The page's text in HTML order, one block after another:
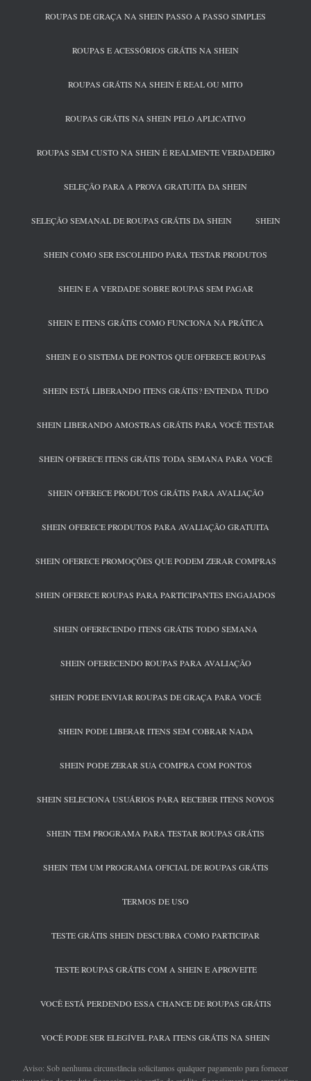
ROUPAS DE GRAÇA NA SHEIN PASSO A PASSO SIMPLES
ROUPAS E ACESSÓRIOS GRÁTIS NA SHEIN
ROUPAS GRÁTIS NA SHEIN É REAL OU MITO
ROUPAS GRÁTIS NA SHEIN PELO APLICATIVO
ROUPAS SEM CUSTO NA SHEIN É REALMENTE VERDADEIRO
SELEÇÃO PARA A PROVA GRATUITA DA SHEIN
SELEÇÃO SEMANAL DE ROUPAS GRÁTIS DA SHEIN SHEIN
SHEIN COMO SER ESCOLHIDO PARA TESTAR PRODUTOS
SHEIN E A VERDADE SOBRE ROUPAS SEM PAGAR
SHEIN E ITENS GRÁTIS COMO FUNCIONA NA PRÁTICA
SHEIN E O SISTEMA DE PONTOS QUE OFERECE ROUPAS
SHEIN ESTÁ LIBERANDO ITENS GRÁTIS? ENTENDA TUDO
SHEIN LIBERANDO AMOSTRAS GRÁTIS PARA VOCÊ TESTAR
SHEIN OFERECE ITENS GRÁTIS TODA SEMANA PARA VOCÊ
SHEIN OFERECE PRODUTOS GRÁTIS PARA AVALIAÇÃO
SHEIN OFERECE PRODUTOS PARA AVALIAÇÃO GRATUITA
SHEIN OFERECE PROMOÇÕES QUE PODEM ZERAR COMPRAS
SHEIN OFERECE ROUPAS PARA PARTICIPANTES ENGAJADOS
SHEIN OFERECENDO ITENS GRÁTIS TODO SEMANA
SHEIN OFERECENDO ROUPAS PARA AVALIAÇÃO
SHEIN PODE ENVIAR ROUPAS DE GRAÇA PARA VOCÊ
SHEIN PODE LIBERAR ITENS SEM COBRAR NADA
SHEIN PODE ZERAR SUA COMPRA COM PONTOS
SHEIN SELECIONA USUÁRIOS PARA RECEBER ITENS NOVOS
SHEIN TEM PROGRAMA PARA TESTAR ROUPAS GRÁTIS
SHEIN TEM UM PROGRAMA OFICIAL DE ROUPAS GRÁTIS
TERMOS DE USO
TESTE GRÁTIS SHEIN DESCUBRA COMO PARTICIPAR
TESTE ROUPAS GRÁTIS COM A SHEIN E APROVEITE
VOCÊ ESTÁ PERDENDO ESSA CHANCE DE ROUPAS GRÁTIS
VOCÊ PODE SER ELEGÍVEL PARA ITENS GRÁTIS NA SHEIN
Aviso: Sob nenhuma circunstância solicitamos qualquer pagamento para fornecer